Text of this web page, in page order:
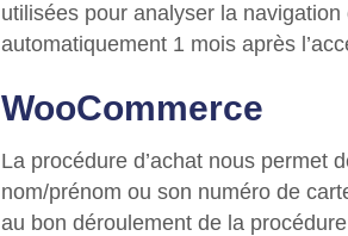
utilisées pour analyser la navigation
automatiquement 1 mois après
WooCommerce
La procédure d’achat nous permet
nom/prénom ou son numéro de
au bon déroulement de la